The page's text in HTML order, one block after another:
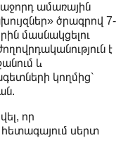
ամառային
ծրագրով 7-
մասնակցելու
է
և
կողմից՝
որ
հետագայում սերտ